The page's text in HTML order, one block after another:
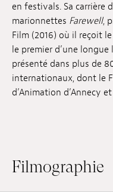
Publications
en festivals. Sa carrière
marionnettes Farewell,
Film (2016) où il reçoit
le premier d’une
présenté dans plus de
internationaux, dont le
d’Animation d’Annecy
Filmographie